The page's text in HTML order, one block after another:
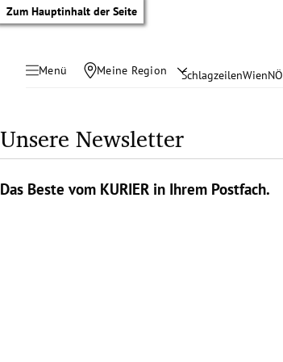
Zum Hauptinhalt der Seite
Menü Meine Region SchlagzeilenWienNÖ
Unsere Newsletter
Das Beste vom KURIER in Ihrem Postfach.